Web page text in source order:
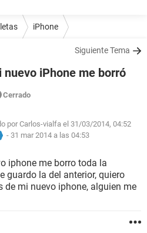
iPhone
Siguiente Tema
iPhone me borró
Cerrado
por Carlos-vialfa el 31/03/2014, 04:52
- 31 mar 2014 a las 04:53
iphone me borro toda la
guardo la del anterior, quiero
de mi nuevo iphone, alguien me